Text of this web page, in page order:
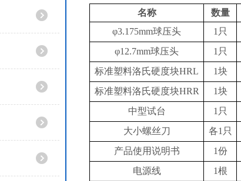
名称 数量
φ3.175mm球压头
1只
φ12.7mm球压头
1只
标准塑料洛氏硬度块HRL 1块
标准塑料洛氏硬度块HRR 1块
中型试台
1只
大小螺丝刀
各1只
产品使用说明书
1份
电源线
1根